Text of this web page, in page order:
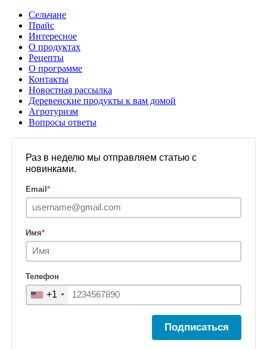
Сельчане
Прайс
Интересное
О продуктах
Рецепты
О программе
Контакты
Новостная рассылка
Деревенские продукты к вам домой
Агротуризм
Вопросы ответы
Раз в неделю мы отправляем статью с
новинками.
Email*
Имя*
Телефон
+1
Подписаться